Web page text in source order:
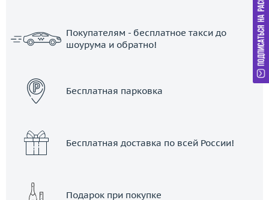
Покупателям - бесплатное такси до
шоурума и обратно!
Бесплатная парковка
Бесплатная доставка по всей России!
Подарок при покупке